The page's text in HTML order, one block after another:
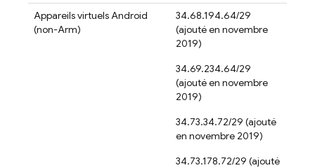
Appareils virtuels Android
(non-Arm)
34.68.194.64/29
(ajouté en novembre
2019)
34.69.234.64/29
(ajouté en novembre
2019)
34.73.34.72/29 (ajouté
en novembre 2019)
34.73.178.72/29 (ajouté